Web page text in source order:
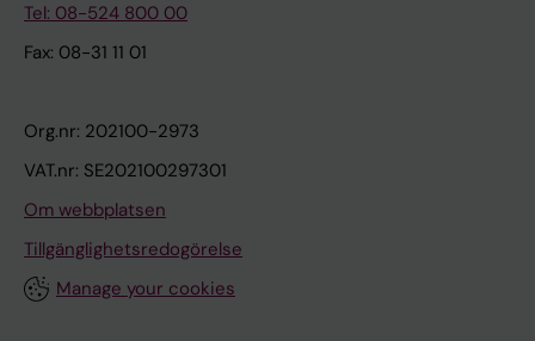
Tel: 08-524 800 00
Fax: 08-31 11 01
Org.nr: 202100-2973
VAT.nr: SE202100297301
Om webbplatsen
Tillgänglighetsredogörelse
Manage your cookies